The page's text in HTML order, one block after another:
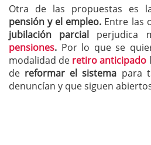
Otra de las propuestas es
pensión y el empleo. Entre las
jubilación parcial perjudica
pensiones. Por lo que se
modalidad de retiro anticipado
de reformar el sistema para
denuncían y que siguen